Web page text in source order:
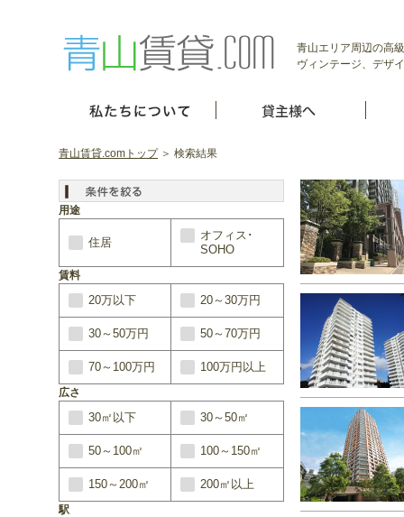
青山エリア周辺の高
ヴィンテージ、デザ
青山賃貸.comトップ＞ 検索結果
用途
住居
オフィス･
SOHO
賃料
20万以下 20～30万円
30～50万円 50～70万円
70～100万円 100万円以上
広さ
30㎡以下 30～50㎡
50～100㎡ 100～150㎡
150～200㎡ 200㎡以上
駅